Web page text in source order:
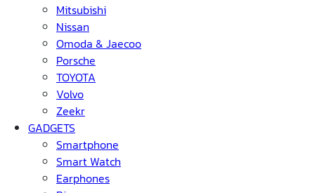
Mitsubishi
Nissan
Omoda & Jaecoo
Porsche
TOYOTA
Volvo
Zeekr
GADGETS
Smartphone
Smart Watch
Earphones